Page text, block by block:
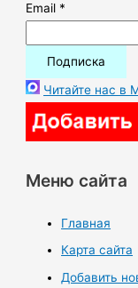
Email *
Читайте нас в
Меню сайта
Главная
Карта сайта
Добавить